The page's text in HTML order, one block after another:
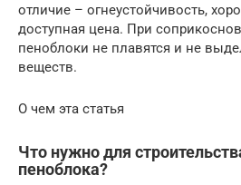
отличие – огнеустойчивость,
доступная цена. При
пеноблоки не плавятся и не
веществ.
О чем эта статья
Что нужно для
пеноблока?